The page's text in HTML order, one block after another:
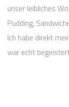
unser leibliches
Pudding,
Ich habe direkt
war echt